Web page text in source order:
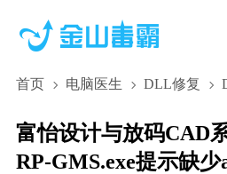
首页 电脑医生 DLL修复
富怡设计与放码CAD
RP-GMS.exe提示缺